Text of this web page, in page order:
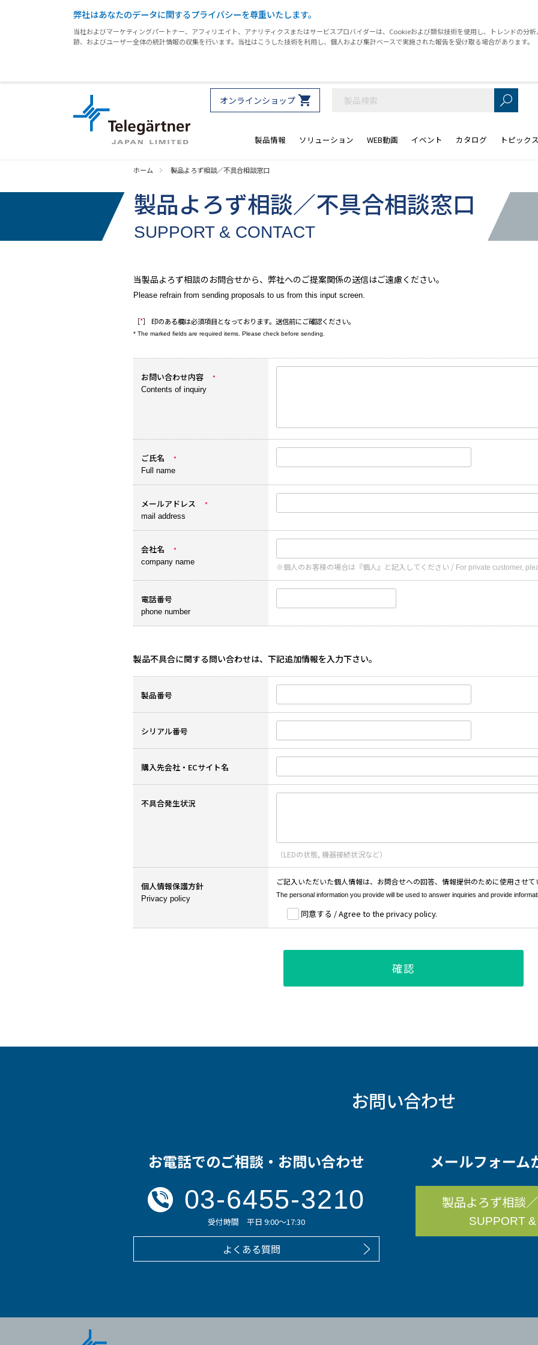
弊社はあなたのデータに関するプライバシーを尊重いたします。
当社およびマーケティングパートナー、アフィリエイト、アナリティクスまたはサービスプロバイダーは、Cookieおよび類似技術を使用し、トレンドの分
跡、およびユーザー全体の統計情報の収集を行います。当社はこうした技術を利用し、個人および集計ベースで実施された報告を受け取る場合があります。
オンラインショップ
製品情報 ソリューション WEB動画 イベント カタログ トピックス
ホーム 製品よろず相談／不具合相談窓口
製品よろず相談／不具合相談窓口
SUPPORT & CONTACT
当製品よろず相談のお問合せから、弊社へのご提案関係の送信はご遠慮ください。
Please refrain from sending proposals to us from this input screen.
［*］ 印のある欄は必須項目となっております。送信前にご確認ください。
* The marked fields are required items. Please check before sending.
お問い合わせ内容
*
Contents of inquiry
ご氏名
*
Full name
メールアドレス
*
mail address
会社名
*
company name
※個人のお客様の場合は『個人』と記入してください / For private customer,
電話番号
phone number
製品不具合に関する問い合わせは、下記追加情報を入力下さい。
製品番号
シリアル番号
購入先会社・ECサイト名
不具合発生状況
（LEDの状態, 機器接続状況など）
個人情報保護方針
Privacy policy
ご記入いただいた個人情報は、お問合せへの回答、情報提供のために使用させて
The personal information you provide will be used to answer inquiries and provide
同意する / Agree to the privacy policy.
お問い合わせ
お電話でのご相談・お問い合わせ
03-6455-3210
受付時間 平日 9:00～17:30
よくある質問
メールフォーム
製品よろず相談
SUPPORT